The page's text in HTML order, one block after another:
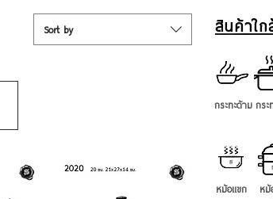
Sort by สินค้าใก
กระทะด้าม กระ
หม้อแขก
หม้